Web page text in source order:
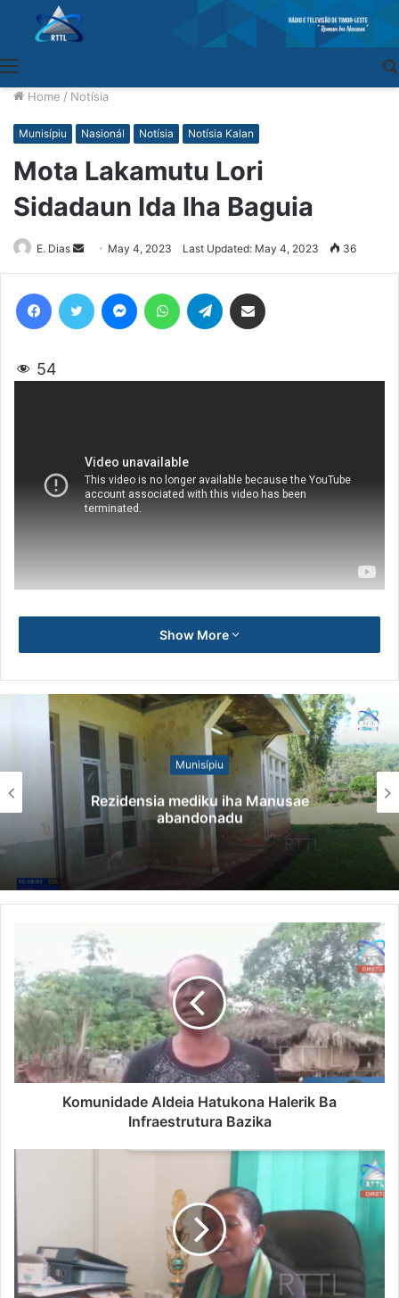
Home / Notísia
Munisípiu Nasionál Notísia Notísia Kalan
Mota Lakamutu Lori
Sidadaun Ida Iha Baguia
E. Dias
Send
an
May 4, 2023 Last Updated: May 4, 2023 36
54
Show More
Munisípiu
Rezidensia mediku iha Manusae
abandonadu
Komunidade Aldeia Hatukona Halerik Ba
Infraestrutura Bazika